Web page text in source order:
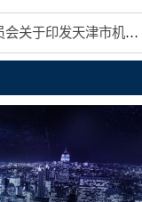
天津市交通运输委员会关于印发天津市机动车驾驶员培训机构及教练员综合信用评价管理办法的通知